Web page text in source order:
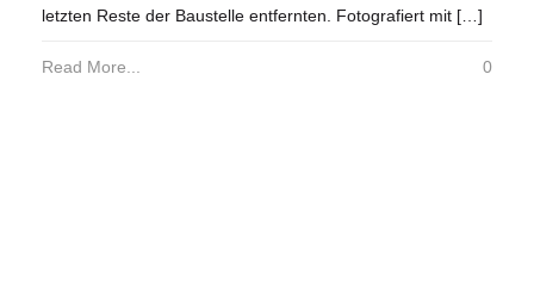
letzten Reste der Baustelle entfernten. Fotografiert mit […]
Read More... 0